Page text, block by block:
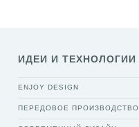
ИДЕИ И ТЕХНОЛОГИИ
ENJOY DESIGN
ПЕРЕДОВОЕ ПРОИЗВОДСТВО